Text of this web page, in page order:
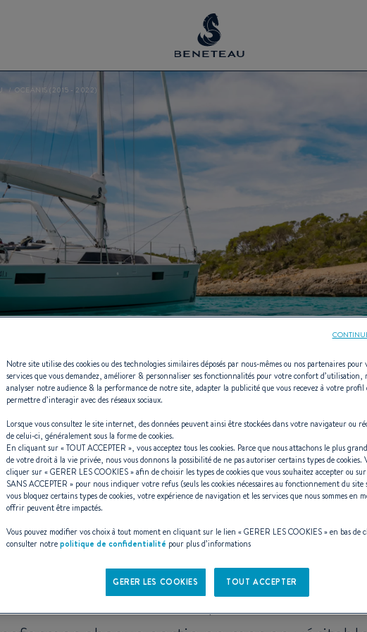
OCEANIS (2015 - 2022)
Oceanis (2015 -
: la référence mondiale du
confort, élégance et performance
de 31 à 60 pieds, l’ Oceaniss’impose
la croisière, reconnue pour sasécurité,
Notre site utilise des cookies ou des technologies similaires déposés par nous-mêmes ou nos partenaires
services que vous demandez, améliorer & personnaliser ses fonctionnalités pour votre confort d’utilisation,
analyser notre audience & la performance de notre site, adapter la publicité que vous recevez à votre profil
permettre d’interagir avec des réseaux sociaux.
Lorsque vous consultez le site internet, des données peuvent ainsi être stockées dans votre navigateur ou
de celui-ci, généralement sous la forme de cookies.
En cliquant sur «TOUT ACCEPTER », vous acceptez tous les cookies. Parce que nous attachons le plus
de votre droit à la vie privée, nous vous donnons la possibilité de ne pas autoriser certains types de cookies.
cliquer sur «GERER LES COOKIES» afin de choisir les types de cookies que vous souhaitez accepter ou
SANS ACCEPTER » pour nous indiquer votre refus (seuls les cookies nécessaires au fonctionnement du site
vous bloquez certains types de cookies, votre expérience de navigation et les services que nous sommes en
offrir peuvent être impactés.
Vous pouvez modifier vos choix à tout moment en cliquant sur le lien «GERER LES COOKIES» en bas de
consulter notrepolitique de confidentialité pour plus d’informations
GERER LES COOKIES TOUT ACCEPTER